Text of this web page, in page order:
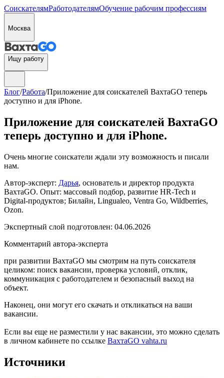
СоискателямРаботодателямОбучение рабочим профессиям
Москва
Ищу работу
Блог/Работа/Приложение для соискателей ВахтаGO теперь
доступно и для iPhone.
Приложение для соискателей ВахтаGO
теперь доступно и для iPhone.
Очень многие соискатели ждали эту возможность и писали
нам.
Автор-эксперт: Дарья, основатель и директор продукта
ВахтаGO. Опыт: массовый подбор, развитие HR-Tech и
Digital-продуктов; Билайн, Lingualeo, Ventra Go, Wildberries,
Ozon.
Экспертный слой подготовлен: 04.06.2026
Комментарий автора-эксперта
при развитии ВахтаGO мы смотрим на путь соискателя
целиком: поиск вакансии, проверка условий, отклик,
коммуникация с работодателем и безопасный выход на
объект.
Наконец, они могут его скачать и откликаться на ваши
вакансии.
Если вы еще не разместили у нас вакансии, это можно сделать
в личном кабинете по ссылке ВахтаGO vahta.ru
Источники